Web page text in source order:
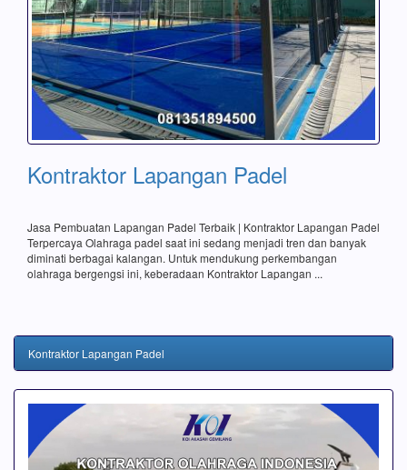
Kontraktor Lapangan Padel
Jasa Pembuatan Lapangan Padel Terbaik | Kontraktor Lapangan Padel
Terpercaya Olahraga padel saat ini sedang menjadi tren dan banyak
diminati berbagai kalangan. Untuk mendukung perkembangan
olahraga bergengsi ini, keberadaan Kontraktor Lapangan ...
Kontraktor Lapangan Padel